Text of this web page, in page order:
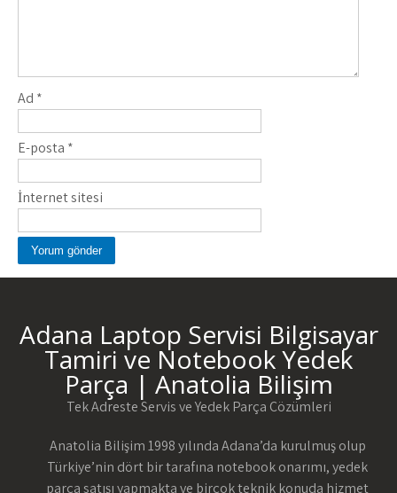
Ad *
E-posta *
İnternet sitesi
Adana Laptop Servisi Bilgisayar
Tamiri ve Notebook Yedek
Parça | Anatolia Bilişim
Tek Adreste Servis ve Yedek Parça Çözümleri
Anatolia Bilişim 1998 yılında Adana’da kurulmuş olup
Türkiye’nin dört bir tarafına notebook onarımı, yedek
parça satışı yapmakta ve birçok teknik konuda hizmet